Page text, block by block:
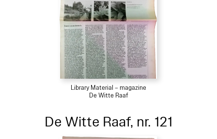
Library Material – magazine
De Witte Raaf
De Witte Raaf, nr. 121